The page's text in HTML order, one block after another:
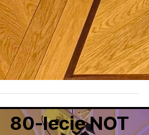
80-lecie NOT